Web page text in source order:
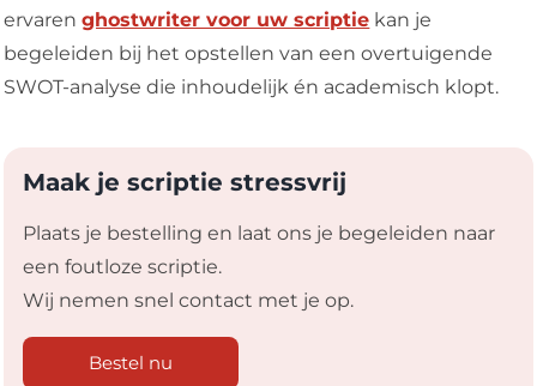
ervarenghostwriter voor uw scriptie kan je
begeleiden bij het opstellen van een overtuigende
SWOT-analyse die inhoudelijk én academisch klopt.
Maak je scriptie stressvrij
Plaats je bestelling en laat ons je begeleiden naar
een foutloze scriptie.
Wij nemen snel contact met je op.
Bestel nu